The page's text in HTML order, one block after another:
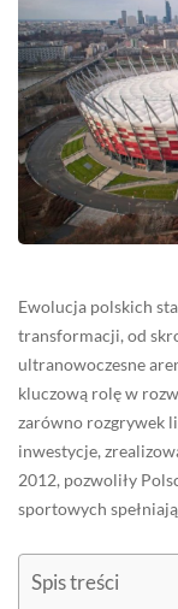
Ewolucja polskich
transformacji, od
ultranowoczesne
kluczową rolę w
zarówno rozgrywek
inwestycje,
2012, pozwoliły
sportowych
Spis treści